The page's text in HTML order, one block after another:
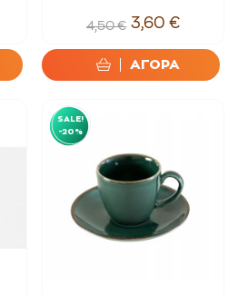
4,50 € 3,60 €
ΑΓΟΡΑ
SALE!
-20%